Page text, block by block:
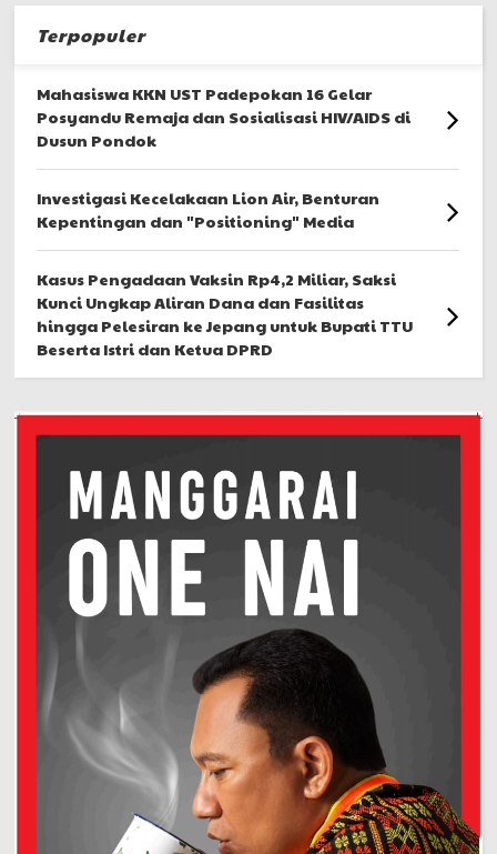
Terpopuler
Mahasiswa KKN UST Padepokan 16 Gelar
Posyandu Remaja dan Sosialisasi HIV/AIDS di
Dusun Pondok
Investigasi Kecelakaan Lion Air, Benturan
Kepentingan dan "Positioning" Media
Kasus Pengadaan Vaksin Rp4,2 Miliar, Saksi
Kunci Ungkap Aliran Dana dan Fasilitas
hingga Pelesiran ke Jepang untuk Bupati TTU
Beserta Istri dan Ketua DPRD